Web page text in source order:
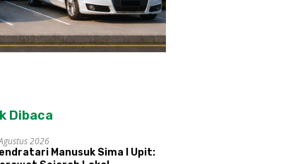
Dibaca
2026
Manusuk Sima I Upit: